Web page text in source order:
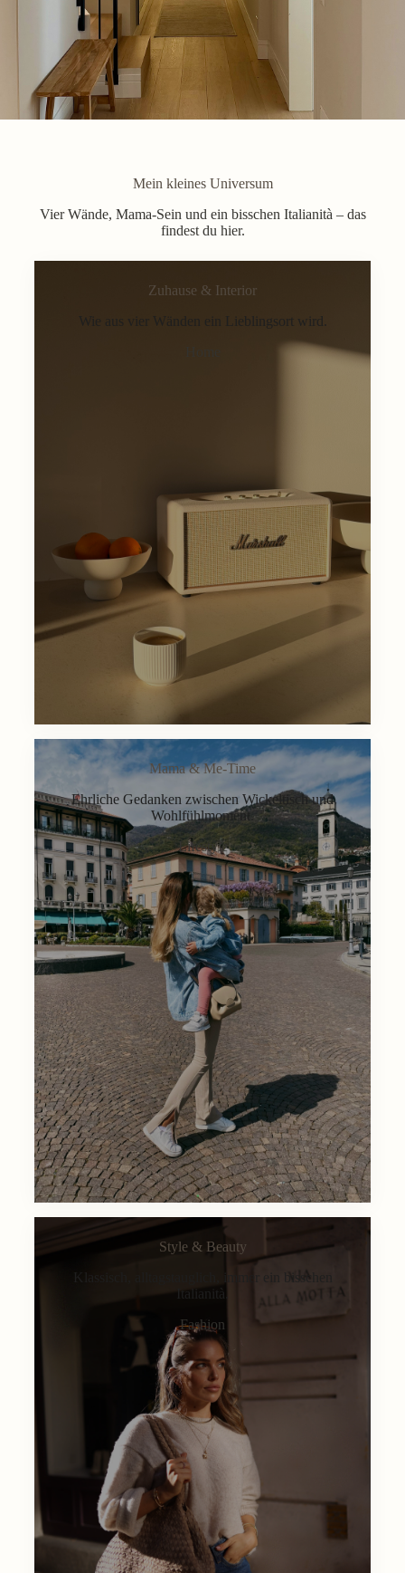
Mein kleines Universum
Vier Wände, Mama-Sein und ein bisschen Italianità – das
findest du hier.
Zuhause & Interior
Wie aus vier Wänden ein Lieblingsort wird.
Mama & Me-Time
Ehrliche Gedanken zwischen Wickeltisch und
Wohlfühlmoment.
Lifestyle
Style & Beauty
Klassisch, alltagstauglich, immer ein bisschen
Italianità.
Fashion